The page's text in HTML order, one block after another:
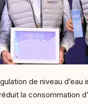
de niveau
la consommation